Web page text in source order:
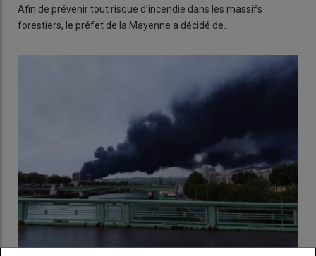
Afin de prévenir tout risque d’incendie dans les massifs
forestiers, le préfet de la Mayenne a décidé de…